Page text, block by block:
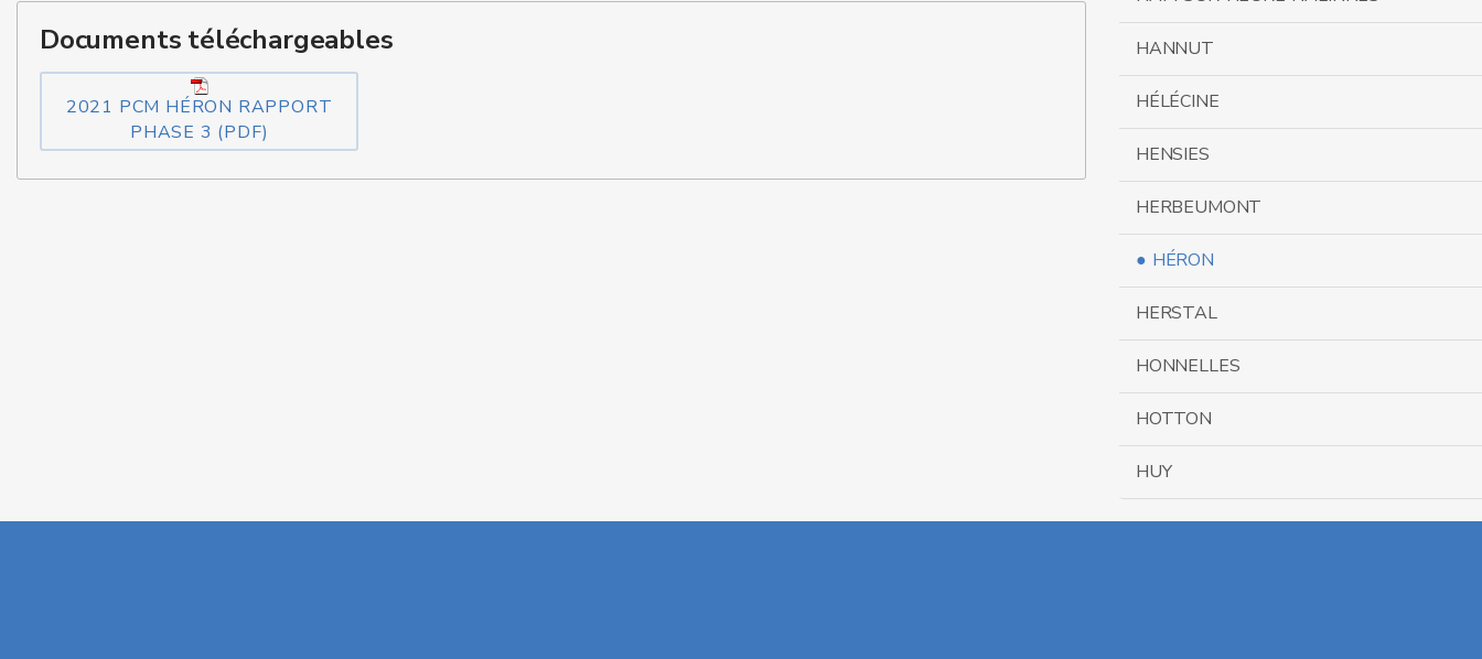
Documents téléchargeables
2021 PCM HÉRON RAPPORT
PHASE 3 (PDF)
HANNUT
HÉLÉCINE
HENSIES
HERBEUMONT
HÉRON
HERSTAL
HONNELLES
HOTTON
HUY